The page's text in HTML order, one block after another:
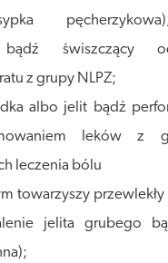
bądź świszczący
z grupy NLPZ;
albo jelit bądź
leków z
leczenia bólu
towarzyszy przewlekły
jelita grubego